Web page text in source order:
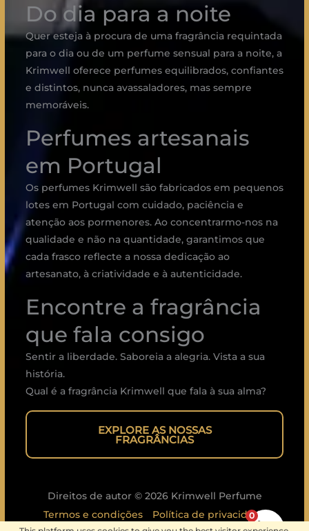
Do dia para a noite
Quer esteja à procura de uma fragrância requintada
para o dia ou de um perfume sensual para a noite, a
Krimwell oferece perfumes equilibrados, confiantes
e distintos, nunca avassaladores, mas sempre
memoráveis.
Perfumes artesanais
em Portugal
Os perfumes Krimwell são fabricados em pequenos
lotes em Portugal com cuidado, paciência e
atenção aos pormenores. Ao concentrarmo-nos na
qualidade e não na quantidade, garantimos que
cada frasco reflecte a nossa dedicação ao
artesanato, à criatividade e à autenticidade.
Encontre a fragrância
que fala consigo
Sentir a liberdade. Saboreia a alegria. Vista a sua
história.
Qual é a fragrância Krimwell que fala à sua alma?
EXPLORE AS NOSSAS
FRAGRÂNCIAS
Direitos de autor © 2026 Krimwell Perfume
Termos e condições
Política de privacidade
0